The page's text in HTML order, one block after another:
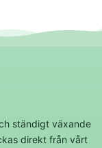
ständigt växande
direkt från vårt